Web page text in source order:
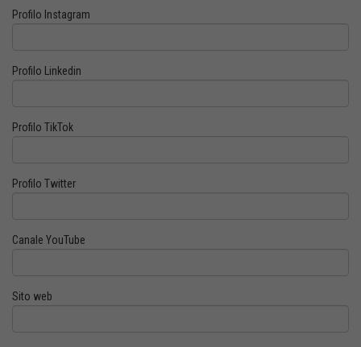
Profilo Instagram
Profilo Linkedin
Profilo TikTok
Profilo Twitter
Canale YouTube
Sito web